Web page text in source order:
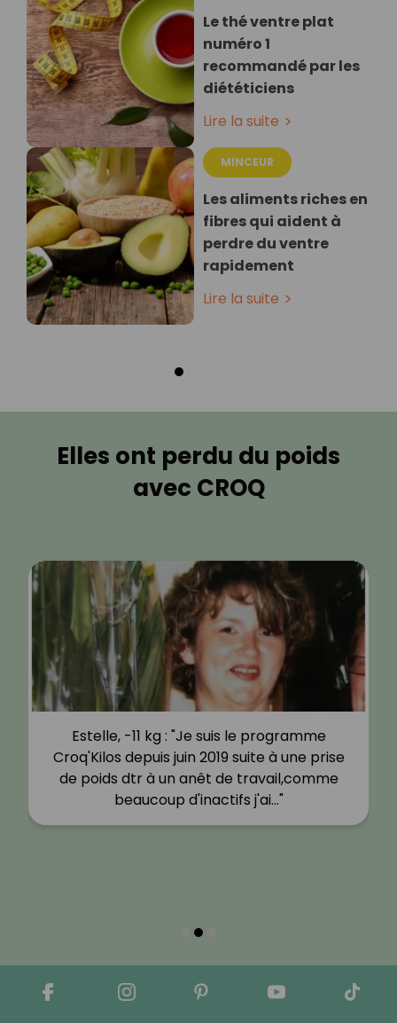
Le thé ventre plat
numéro 1
recommandé par les
diététiciens
Lire la suite
MINCEUR
Les aliments riches en
fibres qui aident à
perdre du ventre
rapidement
Lire la suite
Elles ont perdu du poids
avec CROQ
Estelle, -11 kg : "Je suis le programme
Croq'Kilos depuis juin 2019 suite à une prise
de poids dtr à un anêt de travail,comme
beaucoup d'inactifs j'ai…"